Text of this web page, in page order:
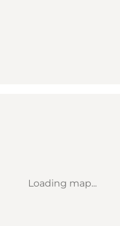
Loading map...